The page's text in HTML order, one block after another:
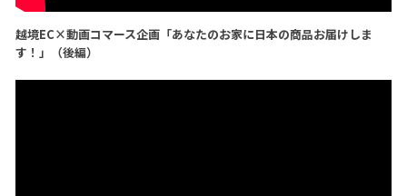
越境EC×動画コマース企画「あなたのお家に日本の商品お届けしま
す！」（後編）